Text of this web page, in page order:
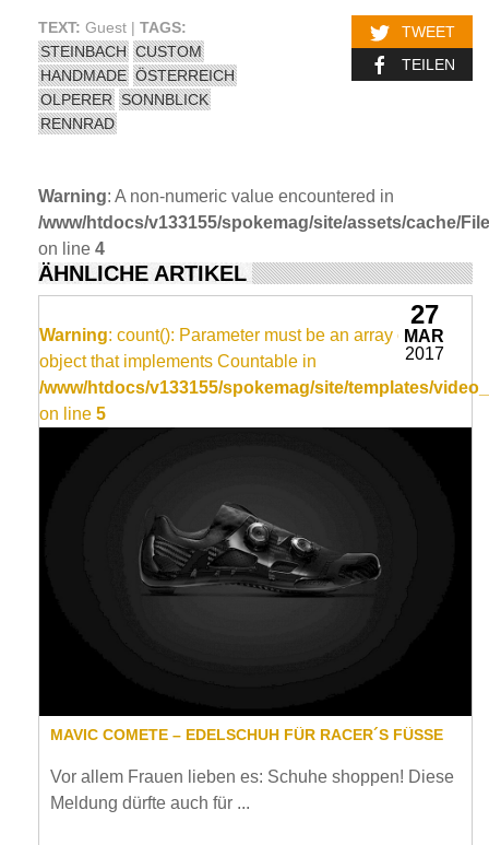
TEXT: Guest | TAGS:
STEINBACH CUSTOM
HANDMADE ÖSTERREICH
OLPERER SONNBLICK
RENNRAD
TWEET
TEILEN
Warning: A non-numeric value encountered in
/www/htdocs/v133155/spokemag/site/assets/cache/
on line 4
ÄHNLICHE ARTIKEL
Warning: count(): Parameter must be an array or an
object that implements Countable in
/www/htdocs/v133155/spokemag/site/templates/
on line 5
MAVIC COMETE – EDELSCHUH FÜR RACER´S FÜSSE
Vor allem Frauen lieben es: Schuhe shoppen! Diese
Meldung dürfte auch für ...
27
MAR
2017